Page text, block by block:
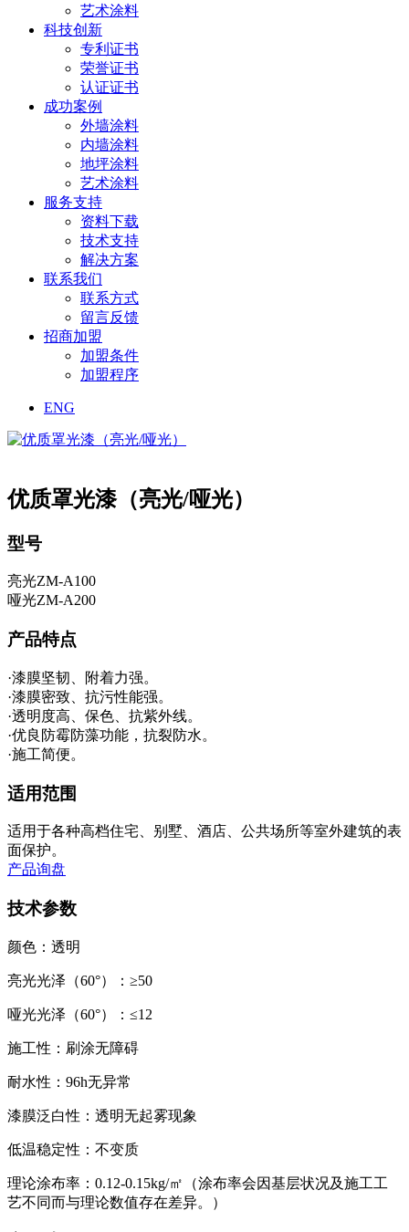
艺术涂料
科技创新
专利证书
荣誉证书
认证证书
成功案例
外墙涂料
内墙涂料
地坪涂料
艺术涂料
服务支持
资料下载
技术支持
解决方案
联系我们
联系方式
留言反馈
招商加盟
加盟条件
加盟程序
ENG
优质罩光漆（亮光/哑光）
型号
亮光ZM-A100
哑光ZM-A200
产品特点
·漆膜坚韧、附着力强。
·漆膜密致、抗污性能强。
·透明度高、保色、抗紫外线。
·优良防霉防藻功能，抗裂防水。
·施工简便。
适用范围
适用于各种高档住宅、别墅、酒店、公共场所等室外建筑的表
面保护。
产品询盘
技术参数
颜色：透明
亮光光泽（60°）：≥50
哑光光泽（60°）：≤12
施工性：刷涂无障碍
耐水性：96h无异常
漆膜泛白性：透明无起雾现象
低温稳定性：不变质
理论涂布率：0.12-0.15kg/㎡（涂布率会因基层状况及施工工
艺不同而与理论数值存在差异。）